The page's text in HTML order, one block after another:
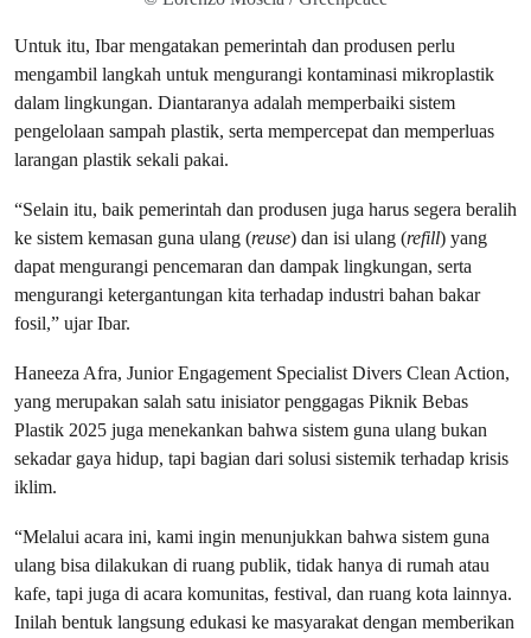
Untuk itu, Ibar mengatakan pemerintah dan produsen perlu
mengambil langkah untuk mengurangi kontaminasi mikroplastik
dalam lingkungan. Diantaranya adalah memperbaiki sistem
pengelolaan sampah plastik, serta mempercepat dan memperluas
larangan plastik sekali pakai.
“Selain itu, baik pemerintah dan produsen juga harus segera beralih
ke sistem kemasan guna ulang (reuse) dan isi ulang (refill) yang
dapat mengurangi pencemaran dan dampak lingkungan, serta
mengurangi ketergantungan kita terhadap industri bahan bakar
fosil,” ujar Ibar.
Haneeza Afra, Junior Engagement Specialist Divers Clean Action,
yang merupakan salah satu inisiator penggagas Piknik Bebas
Plastik 2025 juga menekankan bahwa sistem guna ulang bukan
sekadar gaya hidup, tapi bagian dari solusi sistemik terhadap krisis
iklim.
“Melalui acara ini, kami ingin menunjukkan bahwa sistem guna
ulang bisa dilakukan di ruang publik, tidak hanya di rumah atau
kafe, tapi juga di acara komunitas, festival, dan ruang kota lainnya.
Inilah bentuk langsung edukasi ke masyarakat dengan memberikan